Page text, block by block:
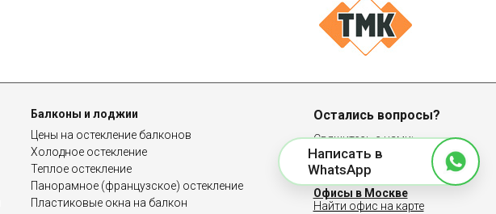
Балконы и лоджии
Цены на остекление балконов
Холодное остекление
Теплое остекление
Панорамное (французское) остекление
Пластиковые окна на балкон
Остались вопросы?
Свяжитесь с нами:
8 (958) 100-83-64
Офисы в Москве
Найти офис на карте
Написать в
WhatsApp